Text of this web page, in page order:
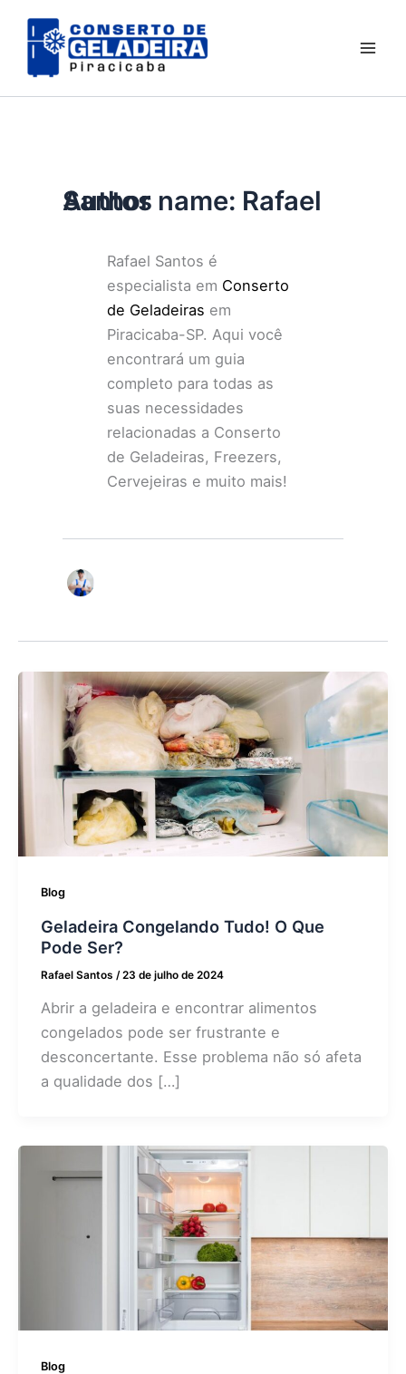
para
Author name: Rafael Santos
Rafael Santos é
especialista em Conserto
de Geladeiras em
Piracicaba-SP. Aqui você
encontrará um guia
completo para todas as
suas necessidades
relacionadas a Conserto
de Geladeiras, Freezers,
Cervejeiras e muito mais!
Blog
Geladeira Congelando Tudo! O Que
Pode Ser?
Rafael Santos /23 de julho de 2024
Abrir a geladeira e encontrar alimentos
congelados pode ser frustrante e
desconcertante. Esse problema não só afeta
a qualidade dos […]
Blog